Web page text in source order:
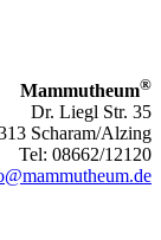
Mammutheum®
Dr. Liegl Str. 35
Scharam/Alzing
Tel: 08662/12120